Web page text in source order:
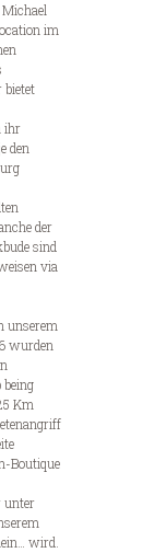
im
bietet
ihr
den
der
sind
via
unserem
wurden
Km
Boutique
unter
wird.